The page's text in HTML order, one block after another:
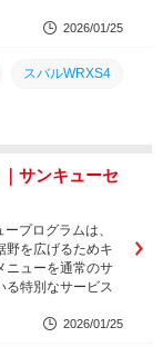
2026/01/25
スバルWRXS4
ング
ションフィルム
サンキューセ
プログラムは、
野を広げるためキ
ニューを通常のサ
る特別なサービス
2026/01/25